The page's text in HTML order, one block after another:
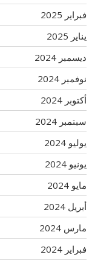
فبراير 2025
يناير 2025
ديسمبر 2024
نوفمبر 2024
أكتوبر 2024
سبتمبر 2024
يوليو 2024
يونيو 2024
مايو 2024
أبريل 2024
مارس 2024
فبراير 2024